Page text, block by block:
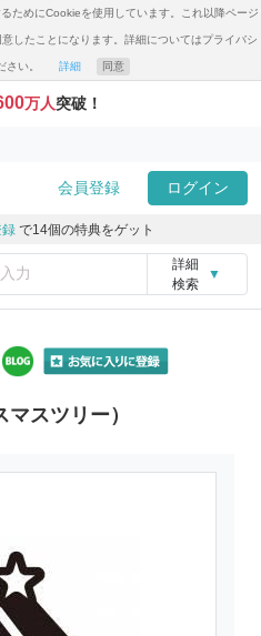
ためにCookieを使用しています。これ以降ページ
したことになります。詳細についてはプライバシ
さい。 詳細 同意
万人突破！
会員登録 ログイン
で14個の特典をゲット
詳細
検索
▼
スツリー）